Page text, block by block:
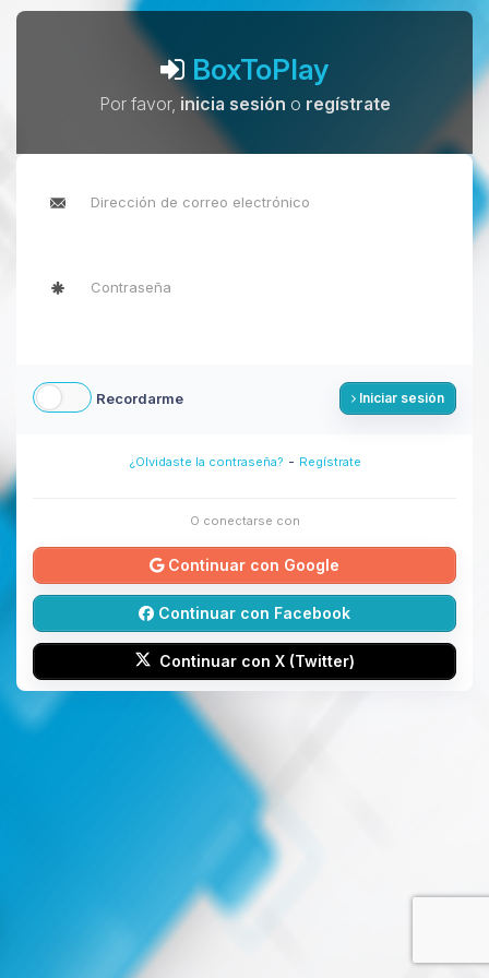
BoxToPlay
Por favor, inicia sesión o regístrate
Recordarme Iniciar sesión
¿Olvidaste la contraseña? - Regístrate
O conectarse con
Continuar con Google
Continuar con Facebook
Continuar con X (Twitter)